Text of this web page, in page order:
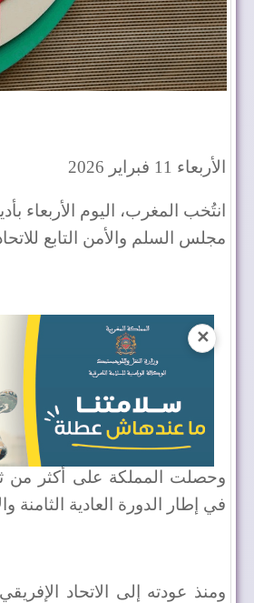
الأربعاء 11 فبراير 2026
انتُخب المغرب، اليوم الأربعاء
مجلس السلم والأمن التابع
✕
في إطار الدورة العادية الثامنة